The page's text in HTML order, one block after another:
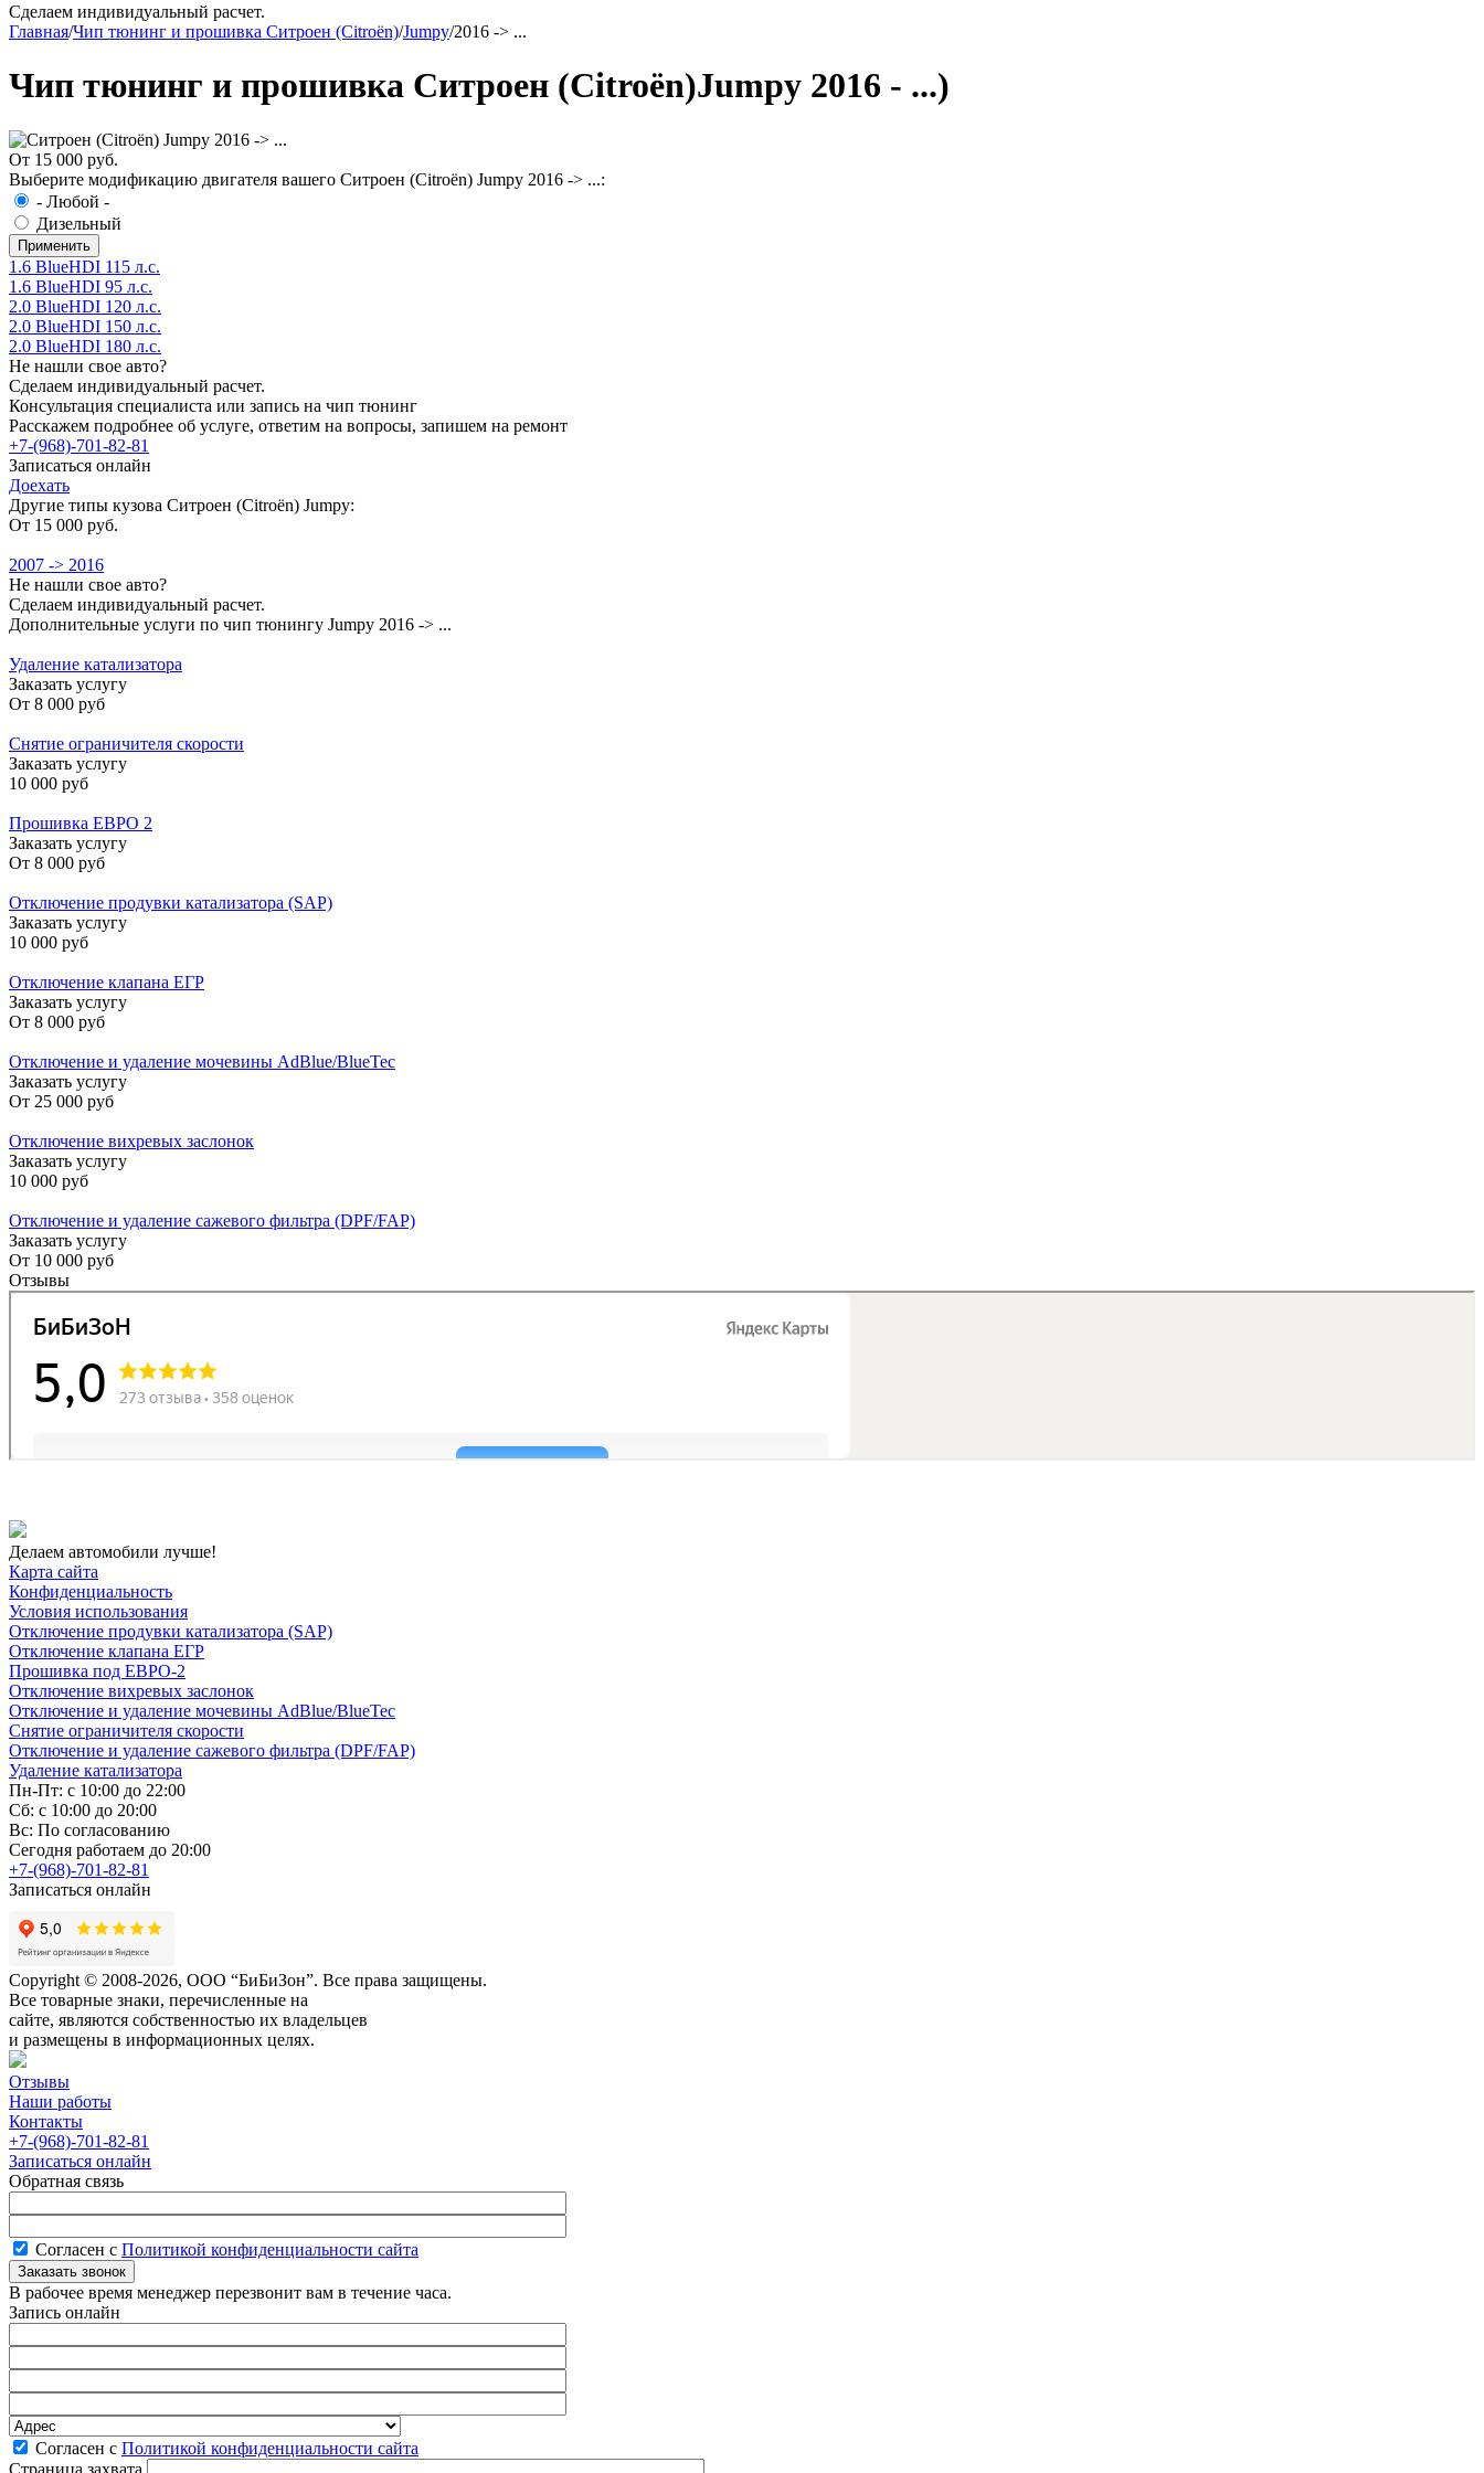
Сделаем индивидуальный расчет.
Главная/Чип тюнинг и прошивка Ситроен (Citroën)/Jumpy/2016 -> ...
Чип тюнинг и прошивка Ситроен (Citroën)Jumpy 2016 - ...)
От 15 000 руб.
Выберите модификацию двигателя вашего Ситроен (Citroën) Jumpy 2016 -> ...:
- Любой -
Дизельный
1.6 BlueHDI 115 л.с.
1.6 BlueHDI 95 л.с.
2.0 BlueHDI 120 л.с.
2.0 BlueHDI 150 л.с.
2.0 BlueHDI 180 л.с.
Не нашли свое авто?
Сделаем индивидуальный расчет.
Консультация специалиста или запись на чип тюнинг
Расскажем подробнее об услуге, ответим на вопросы, запишем на ремонт
+7-(968)-701-82-81
Записаться онлайн
Доехать
Другие типы кузова Ситроен (Citroën) Jumpy:
От 15 000 руб.
2007 -> 2016
Не нашли свое авто?
Сделаем индивидуальный расчет.
Дополнительные услуги по чип тюнингу Jumpy 2016 -> ...
Удаление катализатора
Заказать услугу
От 8 000 руб
Снятие ограничителя скорости
Заказать услугу
10 000 руб
Прошивка ЕВРО 2
Заказать услугу
От 8 000 руб
Отключение продувки катализатора (SAP)
Заказать услугу
10 000 руб
Отключение клапана ЕГР
Заказать услугу
От 8 000 руб
Отключение и удаление мочевины AdBlue/BlueTec
Заказать услугу
От 25 000 руб
Отключение вихревых заслонок
Заказать услугу
10 000 руб
Отключение и удаление сажевого фильтра (DPF/FAP)
Заказать услугу
От 10 000 руб
Отзывы
Делаем автомобили лучше!
Карта сайта
Конфиденциальность
Условия использования
Отключение продувки катализатора (SAP)
Отключение клапана ЕГР
Прошивка под ЕВРО-2
Отключение вихревых заслонок
Отключение и удаление мочевины AdBlue/BlueTec
Снятие ограничителя скорости
Отключение и удаление сажевого фильтра (DPF/FAP)
Удаление катализатора
Пн-Пт: с 10:00 до 22:00
Сб: с 10:00 до 20:00
Вс: По согласованию
Сегодня работаем до 20:00
+7-(968)-701-82-81
Записаться онлайн
Copyright © 2008-2026, ООО “БиБиЗон”. Все права защищены.
Все товарные знаки, перечисленные на
сайте, являются собственностью их владельцев
и размещены в информационных целях.
Отзывы
Наши работы
Контакты
+7-(968)-701-82-81
Записаться онлайн
Обратная связь
Согласен с Политикой конфиденциальности сайта
В рабочее время менеджер перезвонит вам в течение часа.
Запись онлайн
Согласен с Политикой конфиденциальности сайта
Страница захвата